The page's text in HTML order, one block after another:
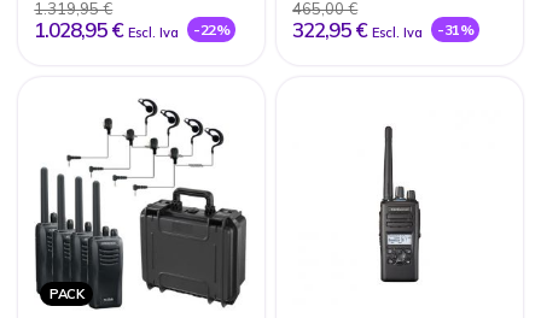
1.319,95 €
1.028,95 € Escl. Iva -22%
465,00 €
322,95 € Escl. Iva -31%
PACK